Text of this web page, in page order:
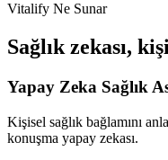
Vitalify Ne Sunar
Sağlık zekası,
Yapay Zeka Sağlık
Kişisel sağlık bağlamını
konuşma yapay zekası.